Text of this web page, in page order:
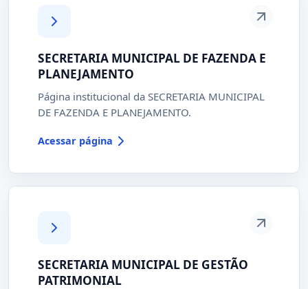
SECRETARIA MUNICIPAL DE FAZENDA E
PLANEJAMENTO
Página institucional da SECRETARIA MUNICIPAL
DE FAZENDA E PLANEJAMENTO.
Acessar página
SECRETARIA MUNICIPAL DE GESTÃO
PATRIMONIAL